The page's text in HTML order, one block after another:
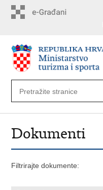
Dokumenti
Filtrirajte dokumente: